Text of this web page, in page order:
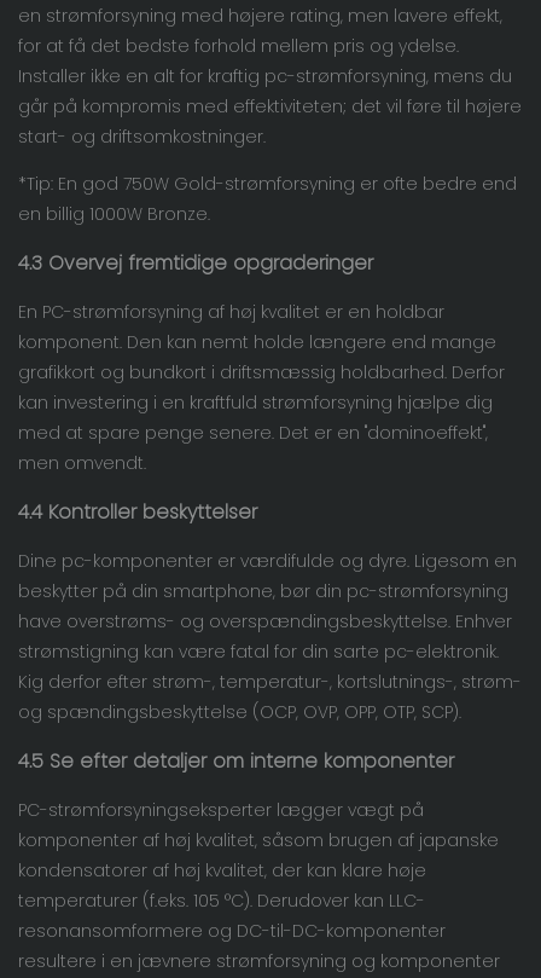
en strømforsyning med højere rating, men lavere effekt,
for at få det bedste forhold mellem pris og ydelse.
Installer ikke en alt for kraftig pc-strømforsyning, mens du
går på kompromis med effektiviteten; det vil føre til højere
start- og driftsomkostninger.
*Tip: En god 750W Gold-strømforsyning er ofte bedre end
en billig 1000W Bronze.
4.3 Overvej fremtidige opgraderinger
En PC-strømforsyning af høj kvalitet er en holdbar
komponent. Den kan nemt holde længere end mange
grafikkort og bundkort i driftsmæssig holdbarhed. Derfor
kan investering i en kraftfuld strømforsyning hjælpe dig
med at spare penge senere. Det er en "dominoeffekt",
men omvendt.
4.4 Kontroller beskyttelser
Dine pc-komponenter er værdifulde og dyre. Ligesom en
beskytter på din smartphone, bør din pc-strømforsyning
have overstrøms- og overspændingsbeskyttelse. Enhver
strømstigning kan være fatal for din sarte pc-elektronik.
Kig derfor efter strøm-, temperatur-, kortslutnings-, strøm-
og spændingsbeskyttelse (OCP, OVP, OPP, OTP, SCP).
4.5 Se efter detaljer om interne komponenter
PC-strømforsyningseksperter lægger vægt på
komponenter af høj kvalitet, såsom brugen af ​​japanske
kondensatorer af høj kvalitet, der kan klare høje
temperaturer (f.eks. 105 °C). Derudover kan LLC-
resonansomformere og DC-til-DC-komponenter
resultere i en jævnere strømforsyning og komponenter